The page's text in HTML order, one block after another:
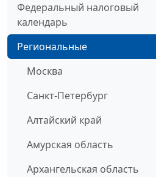
Федеральный налоговый
календарь
Региональные
Москва
Санкт-Петербург
Алтайский край
Амурская область
Архангельская область